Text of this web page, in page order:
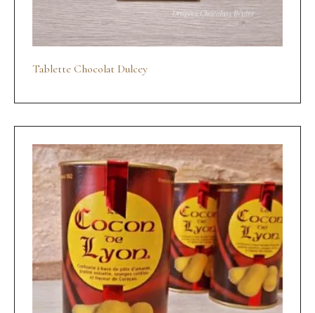
Tablette Chocolat Dulcey